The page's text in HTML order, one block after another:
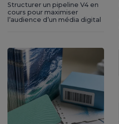
Structurer un pipeline V4 en
cours pour maximiser
l’audience d’un média digital